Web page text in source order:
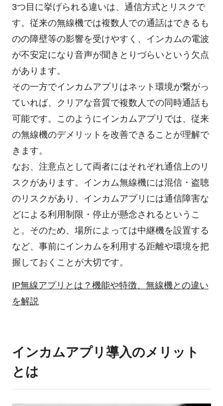
3つ目に挙げられる違いは、通信方式とリスクで
す。従来の無線機では複数人での通話はできるも
のの障壁等の影響を受けやすく、インカムの電波
が不安定になり音声が聞きとりづらいという欠点
があります。
その一方でインカムアプリはネット環境が繋がっ
ていれば、クリアな音質で複数人での同時通話も
可能です。このようにインカムアプリでは、従来
の無線機のデメリットを改善できることが理解で
きます。
なお、注意点として両者にはそれぞれ通信上のリ
スクがあります。インカム無線機には混信・盗聴
のリスクがあり、インカムアプリには通信障害な
どによる利用制限・停止が懸念されるというこ
と。そのため、場所によっては中継機を設置する
など、事前にインカムを利用する距離や環境を把
握しておくことが大切です。
IP無線アプリとは？機能や特徴、無線機との違い
を解説
インカムアプリ導入のメリット
とは